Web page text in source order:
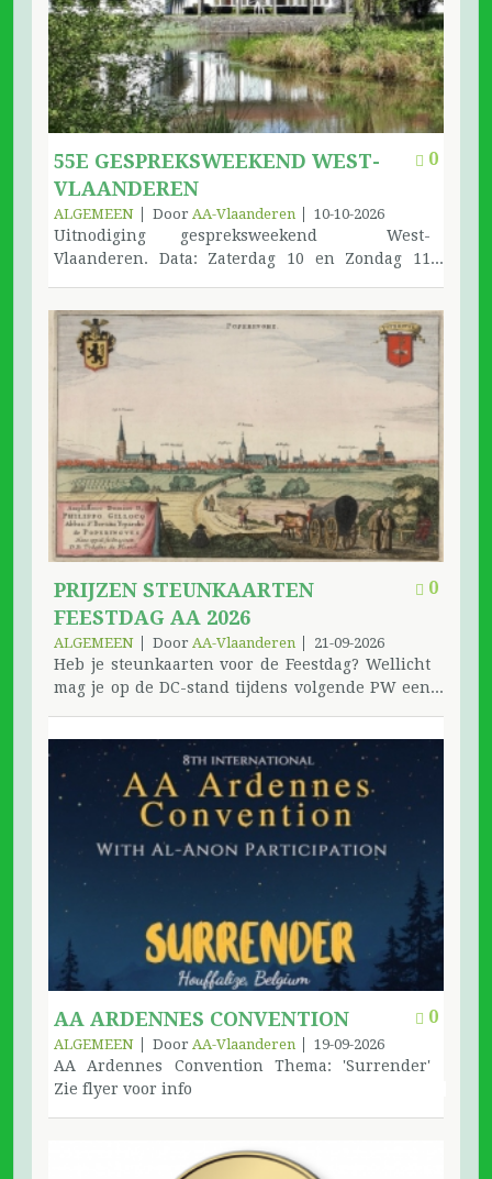
wens is om zoveel mogelijk alcoholisten de
gelegenheid te bieden deze dag van herstel,
fellowship en eenheid mee te maken. Vanuit de
principes van onze Twaalf Tradities streven wij
ernaar de conventie zo toegankelijk mogelijk te
maken, zodat iedere alcoholist die herstel zoekt
zich welkom voelt. Met veel plezier kunnen wij
gestart. Tickets zijn verkrijgbaar via de website
van AA Nederland. Ticketverkoop: AA Conventie
2026 - AA NederlandHet programma van de
conventie is momenteel nog in voorbereiding.
Zodra dit definitief is, zullen wij dit via de
gebruikelijke kanalen bekendmaken. Download
de Flyer conventiecommissie@aa-nederland.nl
aa-nederland.nl/
0
55E GESPREKSWEEKEND WEST-
VLAANDEREN
ALGEMEEN Door AA-Vlaanderen 10-10-2026
Uitnodiging gespreksweekend West-
Vlaanderen. Data: Zaterdag 10 en Zondag 11
Plaats : Diocesaan Centrum “GROENHOVE” –
Bosdreef 5 – 8820 Torhout ALLE KAMERS MET
DOUCHE EN TOILET: Eenpersoonskamers zijn
vriend(in) voor 2 persoonskamer. DANK.
Download het inschrijvingsformulier
samendienen2022@gmail.com Tel. Sabine 0476
39 44 69 Germain 0495 44 23 95
0
PRIJZEN STEUNKAARTEN
FEESTDAG AA 2026
ALGEMEEN Door AA-Vlaanderen 21-09-2026
Heb je steunkaarten voor de Feestdag? Wellicht
mag je op de DC-stand tijdens volgende PW een
0
AA ARDENNES CONVENTION
ALGEMEEN Door AA-Vlaanderen 19-09-2026
AA Ardennes Convention Thema: 'Surrender'
Zie flyer voor info